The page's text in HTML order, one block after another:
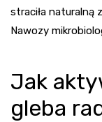
straciła naturalną
Nawozy
Jak
gleba